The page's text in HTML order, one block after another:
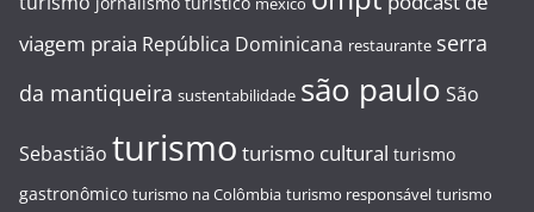
méxico
viagem praia República Dominicana restaurante serra
da mantiqueira sustentabilidade são paulo São
Sebastião turismo turismo cultural turismo
gastronômico turismo na Colômbia turismo responsável turismo